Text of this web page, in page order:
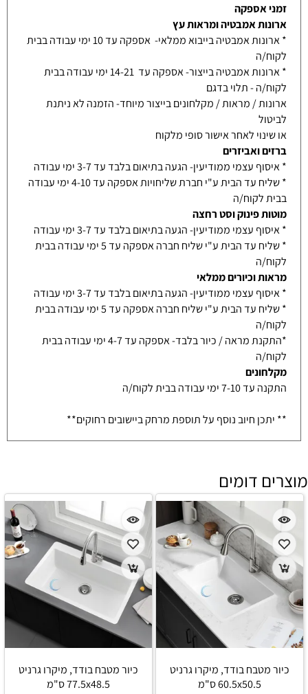
זמני אספקה
ארונות אמבטיה ומראות עץ
* ארונות אמבטיה בייבוא ממלאי- אספקה עד 10 ימי עבודה בבית
לקוח/ה
* ארונות אמבטיה בייצור- אספקה עד 14-21 ימי עבודה בבית
לקוח/ה - תלוי בדגם
ארונות / מראות / מקלחונים בייצור מיוחד- הזמנה לא ניתנת
לביטול
או שינוי לאחר אישור סופי מלקוח
ברזים ואביזרים
* איסוף עצמי ממודיעין- הגעה בתיאום בלבד עד 3-7 ימי עבודה
* שליח עד הבית ע"י חברת שליחויות אספקה עד 4-10 ימי עבודה
בבית לקוח/ה
מוטות פינוק וסט רחצה
* איסוף עצמי ממודיעין- הגעה בתיאום בלבד עד 3-7 ימי עבודה
* שליח עד הבית ע"י שליח חברה אספקה עד 5 ימי עבודה בבית
לקוח/ה
מראות וכיורים ממלאי
* איסוף עצמי ממודיעין- הגעה בתיאום בלבד עד 3-7 ימי עבודה
* שליח עד הבית ע"י שליח חברה אספקה עד 5 ימי עבודה בבית
לקוח/ה
*התקנת מראה / כיור בלבד- אספקה עד 4-7 ימי עבודה בבית
לקוח/ה
מקלחונים
התקנה עד 7-10 ימי עבודה בבית לקוח/ה
** יתכן חיוב נוסף על תוספת מרחק ביישובים רחוקים**
מוצרים דומים
כיור מטבח בודד, מיקרו גרניט
60.5x50.5 ס"מ
כיור מטבח בודד, מיקרו גרניט
77.5x48.5 ס"מ